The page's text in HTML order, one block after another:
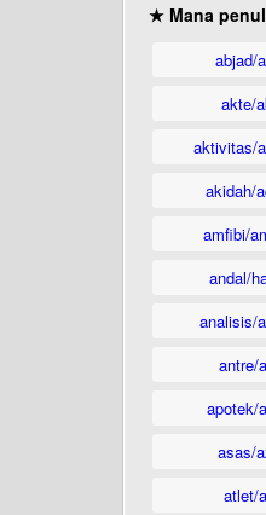
★ Mana
abjad/
akte/
aktivitas/
akidah/
amfibi/
andal/
analisis/
antre/
apotek/
asas/
atlet/